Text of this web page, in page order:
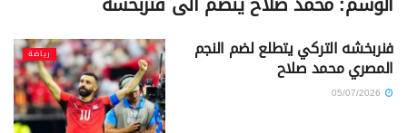
رياضة فنربخشه التركي يتطلع لضم النجم
المصري محمد صلاح